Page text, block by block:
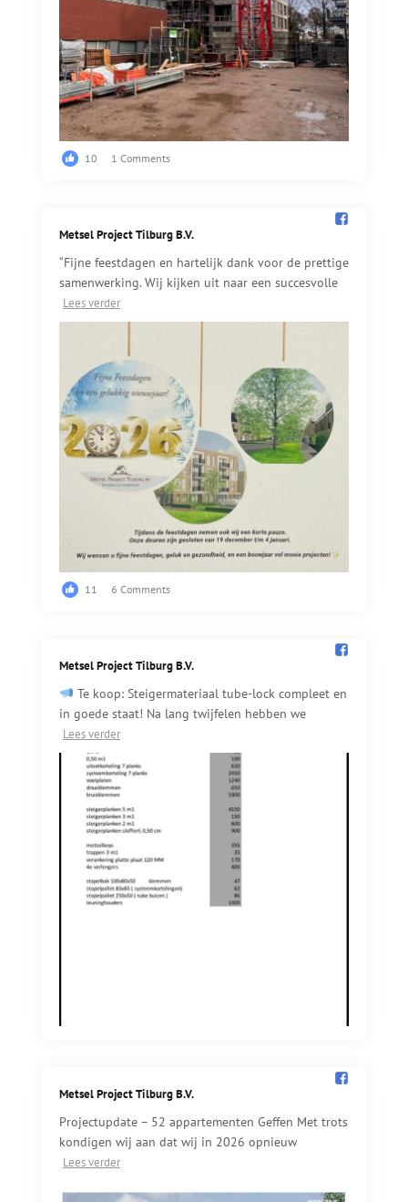
10 1 Comments
Metsel Project Tilburg B.V.️
“Fijne feestdagen en hartelijk dank voor de prettige
samenwerking. Wij kijken uit naar een succesvolle
Lees verder
11 6 Comments
Metsel Project Tilburg B.V.️
Te koop: Steigermateriaal tube-lock compleet en
in goede staat! Na lang twijfelen hebben we
Lees verder
Metsel Project Tilburg B.V.️
Projectupdate – 52 appartementen Geffen Met trots
kondigen wij aan dat wij in 2026 opnieuw
Lees verder